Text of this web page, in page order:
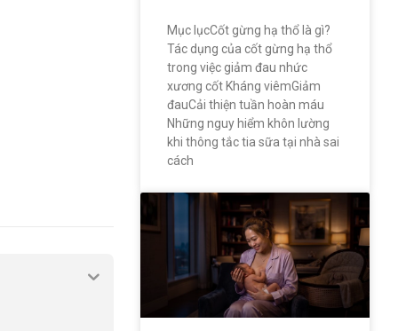
Mục lụcCốt gừng hạ thổ là gì?
Tác dụng của cốt gừng hạ thổ
trong việc giảm đau nhức
xương cốt Kháng viêmGiảm
đauCải thiện tuần hoàn máu
Những nguy hiểm khôn lường
khi thông tắc tia sữa tại nhà sai
cách